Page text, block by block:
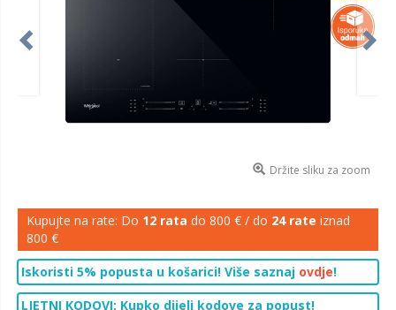
Držite sliku za zoom
Kupujte na rate: Do 12 rata do 800 € / do 24 rate iznad
800 €
Iskoristi 5% popusta u košarici! Više saznaj ovdje!
LJETNI KODOVI: Kupko dijeli kodove za popust!